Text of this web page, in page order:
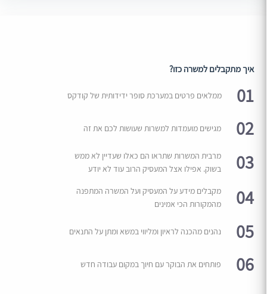
איך מתקבלים למשרה כזו?
01 ממלאים פרטים במערכת סופר ידידותית של קודקס
02 מגישים מועמדות למשרות שעושות לכם את זה
03
מרבית המשרות שתראו הם כאלו שעדיין לא ממש
בשוק. אפילו אצל המעסיק הרוב עוד לא יודע
04
מקבלים מידע על המעסיק ועל המשרה המתפנה
מהמקורות הכי אמינים
05 נהנים מהכנה לראיון ומליווי במשא ומתן על התנאים
06 פותחים את הבוקר עם חיוך במקום עבודה חדש